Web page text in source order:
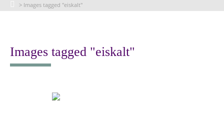
> Images tagged "eiskalt"
Images tagged "eiskalt"